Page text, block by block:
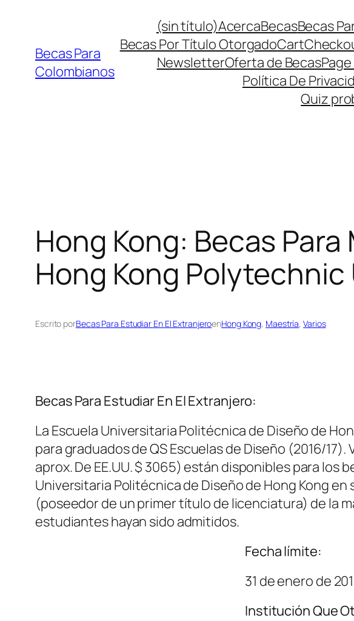
contenido
Becas Para
Colombianos
(sin título)AcercaBecasBecas
Becas Por Título OtorgadoCart
NewsletterOferta de Becas
Política De
Quiz
Hong Kong: Becas
Hong Kong
Escrito porBecas Para Estudiar En El ExtranjeroenHong Kong, Maestría, Varios
Becas Para Estudiar En El Extranjero:
La Escuela Universitaria Politécnica de Diseño de
para graduados de QS Escuelas de Diseño (2016/
aprox. De EE.UU. $ 3065) están disponibles para
Universitaria Politécnica de Diseño de Hong Kong
(poseedor de un primer título de licenciatura) de la
estudiantes hayan sido admitidos.
Fecha límite:
31 de enero de
Institución Que